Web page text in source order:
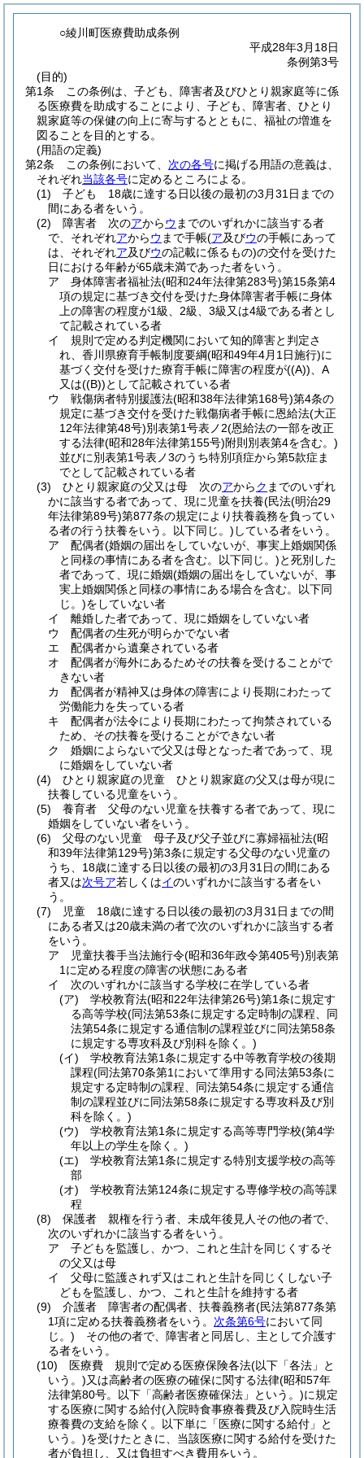
○綾川町医療費助成条例
平成28年3月18日
条例第3号
(目的)
第1条
この条例は、子ども、障害者及びひとり親家庭等に係
る医療費を助成することにより、子ども、障害者、ひとり
親家庭等の保健の向上に寄与するとともに、福祉の増進を
図ることを目的とする。
(用語の定義)
第2条
この条例において、 次の各号に掲げる用語の意義は、
それぞれ当該各号に定めるところによる。
(1)
子ども 18歳に達する日以後の最初の3月31日までの
間にある者をいう。
(2)
障害者 次のアからウ までのいずれかに該当する者
で、それぞれアからウ まで手帳(ア及びウの手帳にあって
は、それぞれア及びウの記載に係るもの)の交付を受けた
日における年齢が65歳未満であった者をいう。
ア
身体障害者福祉法(昭和24年法律第283号)第15条第4
項の規定に基づき交付を受けた身体障害者手帳に身体
上の障害の程度が1級、2級、3級又は4級である者とし
て記載されている者
イ
規則で定める判定機関において知的障害と判定さ
れ、香川県療育手帳制度要綱(昭和49年4月1日施行)に
基づく交付を受けた療育手帳に障害の程度が((A)) 、A
又は((B))として記載されている者
ウ
戦傷病者特別援護法(昭和38年法律第168号)第4条の
規定に基づき交付を受けた戦傷病者手帳に恩給法(大正
12年法律第48号)別表第1号表ノ2(恩給法の一部を改正
する法律(昭和28年法律第155号)附則別表第4を含む。)
並びに別表第1号表ノ3のうち特別項症から第5款症ま
でとして記載されている者
(3)
ひとり親家庭の父又は母 次のアからク までのいずれ
かに該当する者であって、現に児童を扶養(民法(明治29
年法律第89号)第877条の規定により扶養義務を負ってい
る者の行う扶養をいう。以下同じ。) している者をいう。
ア
配偶者(婚姻の届出をしていないが、事実上婚姻関係
と同様の事情にある者を含む。以下同じ。)と死別した
者であって、現に婚姻(婚姻の届出をしていないが、事
実上婚姻関係と同様の事情にある場合を含む。以下同
じ。)をしていない者
イ
離婚した者であって、現に婚姻をしていない者
ウ
配偶者の生死が明らかでない者
エ
配偶者から遺棄されている者
オ
配偶者が海外にあるためその扶養を受けることがで
きない者
カ
配偶者が精神又は身体の障害により長期にわたって
労働能力を失っている者
キ
配偶者が法令により長期にわたって拘禁されている
ため、その扶養を受けることができない者
ク
婚姻によらないで父又は母となった者であって、現
に婚姻をしていない者
(4)
ひとり親家庭の児童 ひとり親家庭の父又は母が現に
扶養している児童をいう。
(5)
養育者 父母のない児童を扶養する者であって、現に
婚姻をしていない者をいう。
(6)
父母のない児童 母子及び父子並びに寡婦福祉法(昭
和39年法律第129号)第3条に規定する父母のない児童の
うち、18歳に達する日以後の最初の3月31日の間にある
者又は次号ア若しくはイのいずれかに該当する者をい
う。
(7)
児童 18歳に達する日以後の最初の3月31日までの間
にある者又は20歳未満の者で次のいずれかに該当する者
をいう。
ア
児童扶養手当法施行令(昭和36年政令第405号)別表第
1に定める程度の障害の状態にある者
イ
次のいずれかに該当する学校に在学している者
(ア)
学校教育法(昭和22年法律第26号)第1条に規定す
る高等学校(同法第53条に規定する定時制の課程、同
法第54条に規定する通信制の課程並びに同法第58条
に規定する専攻科及び別科を除く。)
(イ)
学校教育法第1条に規定する中等教育学校の後期
課程(同法第70条第1において準用する同法第53条に
規定する定時制の課程、同法第54条に規定する通信
制の課程並びに同法第58条に規定する専攻科及び別
科を除く。)
(ウ)
学校教育法第1条に規定する高等専門学校(第4学
年以上の学生を除く。)
(エ)
学校教育法第1条に規定する特別支援学校の高等
部
(オ)
学校教育法第124条に規定する専修学校の高等課
程
(8)
保護者 親権を行う者、未成年後見人その他の者で、
次のいずれかに該当する者をいう。
ア
子どもを監護し、かつ、これと生計を同じくするそ
の父又は母
イ
父母に監護されず又はこれと生計を同じくしない子
どもを監護し、かつ、これと生計を維持する者
(9)
介護者 障害者の配偶者、扶養義務者(民法第877条第
1項に定める扶養義務者をいう。 次条第6号において同
じ。) その他の者で、障害者と同居し、主として介護す
る者をいう。
(10)
医療費 規則で定める医療保険各法(以下「各法」と
いう。)又は高齢者の医療の確保に関する法律(昭和57年
法律第80号。以下「高齢者医療確保法」という。)に規定
する医療に関する給付(入院時食事療養費及び入院時生活
療養費の支給を除く。以下単に「医療に関する給付」と
いう。)を受けたときに、当該医療に関する給付を受けた
者が負担し、又は負担すべき費用をいう。